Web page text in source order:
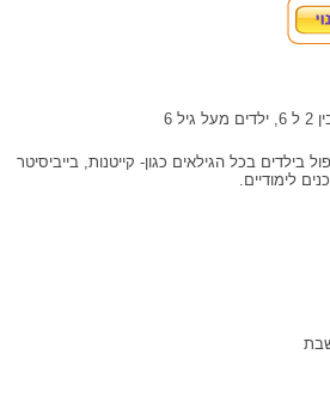
בכל הגילאים כגון- קייטנות, בייביסיטר
לימודיים.